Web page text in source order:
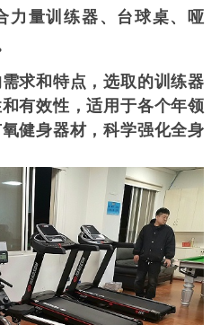
力量训练器、台球桌、哑
求和特点，选取的训练器
和有效性，适用于各个年领
健身器材，科学强化全身